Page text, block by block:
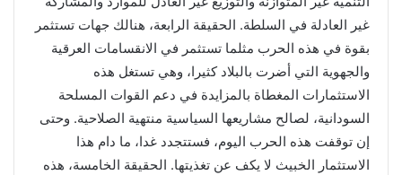
غير العادلة في السلطة. الحقيقة الرابعة، هنالك جهات تستثمر
بقوة في هذه الحرب مثلما تستثمر في الانقسامات العرقية
والجهوية التي أضرت بالبلاد كثيرا، وهي تستغل هذه
الاستثمارات المغطاة بالمزايدة في دعم القوات المسلحة
السودانية، لصالح مشاريعها السياسية منتهية الصلاحية. وحتى
إن توقفت هذه الحرب اليوم، فستتجدد غدا، ما دام هذا
الاستثمار الخبيث لا يكف عن تغذيتها. الحقيقة الخامسة، هذه